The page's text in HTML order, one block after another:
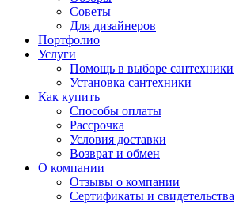
Советы
Для дизайнеров
Портфолио
Услуги
Помощь в выборе сантехники
Установка сантехники
Как купить
Способы оплаты
Рассрочка
Условия доставки
Возврат и обмен
О компании
Отзывы о компании
Сертификаты и свидетельства